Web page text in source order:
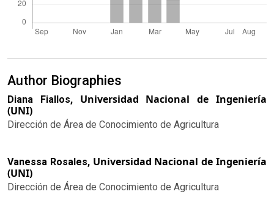
Author Biographies
Diana Fiallos, Universidad Nacional de Ingeniería
(UNI)
Dirección de Área de Conocimiento de Agricultura
Vanessa Rosales, Universidad Nacional de Ingeniería
(UNI)
Dirección de Área de Conocimiento de Agricultura